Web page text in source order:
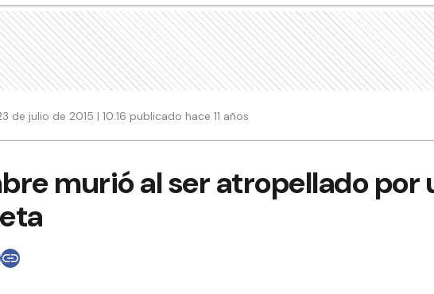
de julio de 2015 | 10:16 publicado hace 11 años
murió al ser atropellado por